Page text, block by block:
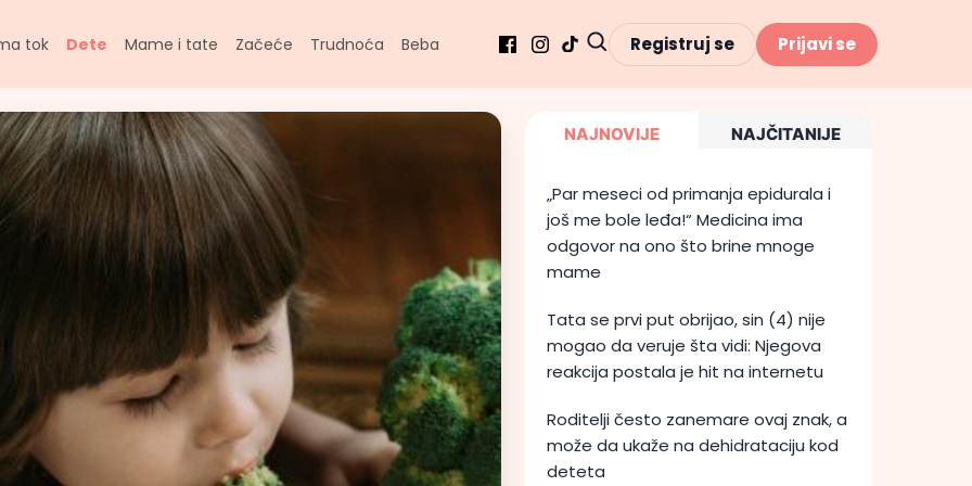
tok Dete Mame i tate Začeće Trudnoća Beba Registruj se Prijavi se
NAJNOVIJE NAJČITANIJE
„Par meseci od primanja epidurala i
još me bole leđa!“ Medicina ima
odgovor na ono što brine mnoge
mame
Tata se prvi put obrijao, sin (4) nije
mogao da veruje šta vidi: Njegova
reakcija postala je hit na internetu
Roditelji često zanemare ovaj znak, a
može da ukaže na dehidrataciju kod
deteta